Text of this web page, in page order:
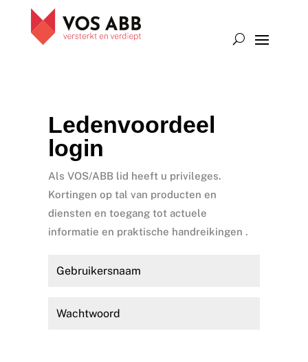
Ledenvoordeel
login
Als VOS/ABB lid heeft u privileges.
Kortingen op tal van producten en
diensten en toegang tot actuele
informatie en praktische handreikingen .